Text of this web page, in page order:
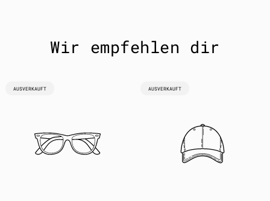
Wir empfehlen dir
PRODUKTBEZEICHNUNG:
AUSVERKAUFT PRODUKTBEZEICHNUNG:
AUSVERKAUFT